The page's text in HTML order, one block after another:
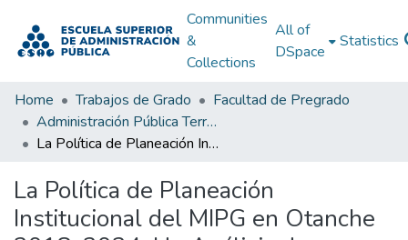
Communities
&
Collections
All of
DSpace
Statistics
Home Trabajos de Grado
Facultad de Pregrado
Administración Pública Territorial (APT)
La Política de Planeación Institucional del MIPG en Otanche 2018-2024: Un Análisis de su Evolución y Retos Locales
La Política de Planeación
Institucional del MIPG en Otanche